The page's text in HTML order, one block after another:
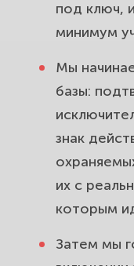
под ключ,
минимум
Мы
базы:
знак
их с
которым
Затем мы